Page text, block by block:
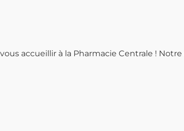
accueillir à la Pharmacie Centrale !